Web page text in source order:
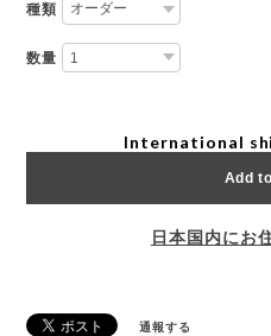
種類
数量
International
Add
日本国内にお
通報する